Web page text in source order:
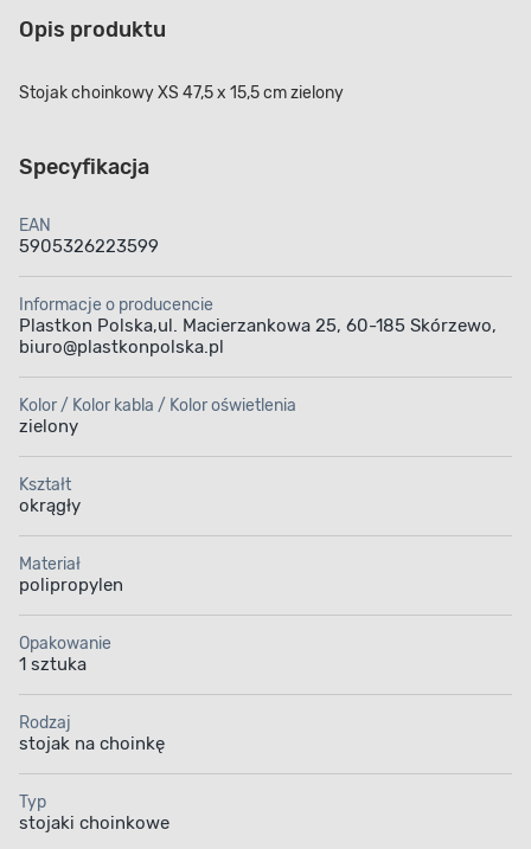
Opis produktu
Stojak choinkowy XS 47,5 x 15,5 cm zielony
Specyfikacja
EAN
5905326223599
Informacje o producencie
Plastkon Polska,ul. Macierzankowa 25, 60-185 Skórzewo,
biuro@plastkonpolska.pl
Kolor / Kolor kabla / Kolor oświetlenia
zielony
Kształt
okrągły
Materiał
polipropylen
Opakowanie
1 sztuka
Rodzaj
stojak na choinkę
Typ
stojaki choinkowe